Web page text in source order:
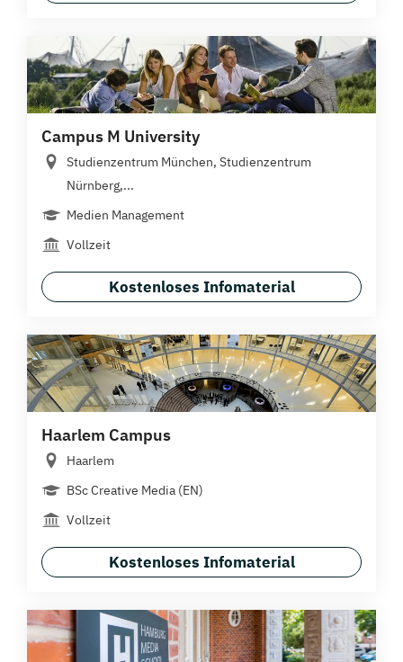
Campus M University
Studienzentrum München, Studienzentrum
Nürnberg,...
Medien Management
Vollzeit
Kostenloses Infomaterial
Haarlem Campus
Haarlem
BSc Creative Media (EN)
Vollzeit
Kostenloses Infomaterial